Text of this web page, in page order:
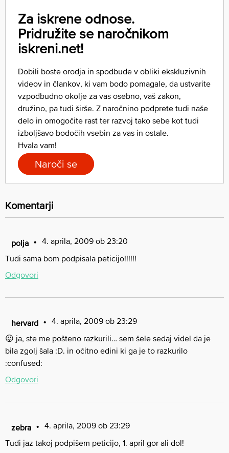
Za iskrene odnose.
Pridružite se naročnikom
iskreni.net!
Dobili boste orodja in spodbude v obliki ekskluzivnih
videov in člankov, ki vam bodo pomagale, da ustvarite
vzpodbudno okolje za vas osebno, vaš zakon,
družino, pa tudi širše. Z naročnino podprete tudi naše
delo in omogočite rast ter razvoj tako sebe kot tudi
izboljšavo bodočih vsebin za vas in ostale.
Hvala vam!
Naroči se
Komentarji
polja
4. aprila, 2009 ob 23:20
Tudi sama bom podpisala peticijo!!!!!!
Odgovori
hervard
4. aprila, 2009 ob 23:29
😛 ja, ste me pošteno razkurili… sem šele sedaj videl da je
bila zgolj šala :D. in očitno edini ki ga je to razkurilo
:confused:
Odgovori
zebra
4. aprila, 2009 ob 23:29
Tudi jaz takoj podpišem peticijo, 1. april gor ali dol!